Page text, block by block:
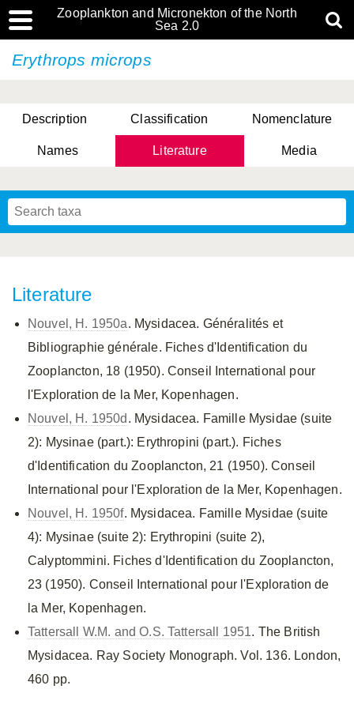
Zooplankton and Micronekton of the North
Sea 2.0
Erythrops microps
Description Classification Nomenclature
Names Literature Media
Literature
Nouvel, H. 1950a. Mysidacea. Généralités et
Bibliographie générale. Fiches d'Identification du
Zooplancton, 18 (1950). Conseil International pour
l'Exploration de la Mer, Kopenhagen.
Nouvel, H. 1950d . Mysidacea. Famille Mysidae (suite
2): Mysinae (part.): Erythropini (part.). Fiches
d'Identification du Zooplancton, 21 (1950). Conseil
International pour l'Exploration de la Mer, Kopenhagen.
Nouvel, H. 1950f. Mysidacea. Famille Mysidae (suite
4): Mysinae (suite 2): Erythropini (suite 2),
Calyptommini. Fiches d'Identification du Zooplancton,
23 (1950). Conseil International pour l'Exploration de
la Mer, Kopenhagen.
Tattersall W.M. and O.S. Tattersall 1951. The British
Mysidacea. Ray Society Monograph. Vol. 136. London,
460 pp.